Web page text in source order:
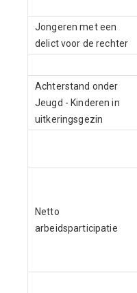
Jongeren met een
delict voor de rechter
Achterstand onder
Jeugd - Kinderen in
uitkeringsgezin
Netto
arbeidsparticipatie